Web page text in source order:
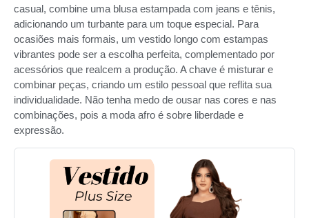
casual, combine uma blusa estampada com jeans e tênis,
adicionando um turbante para um toque especial. Para
ocasiões mais formais, um vestido longo com estampas
vibrantes pode ser a escolha perfeita, complementado por
acessórios que realcem a produção. A chave é misturar e
combinar peças, criando um estilo pessoal que reflita sua
individualidade. Não tenha medo de ousar nas cores e nas
combinações, pois a moda afro é sobre liberdade e
expressão.